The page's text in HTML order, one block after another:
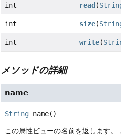
int read (
int size(
int write(
メソッドの詳細
name
String name()
この属性ビューの名前を返します。